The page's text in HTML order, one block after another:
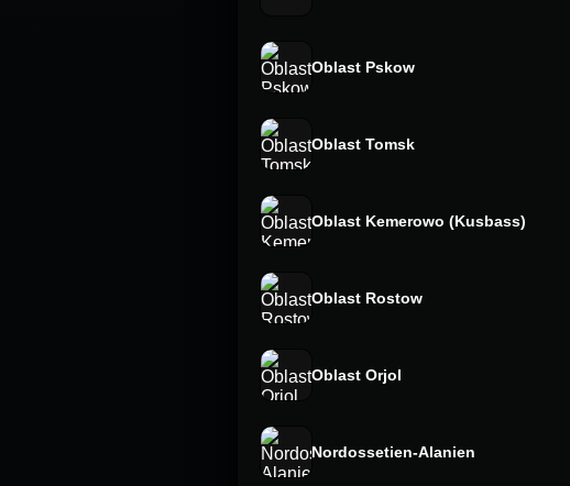
Oblast Pskow
Oblast Tomsk
Oblast Kemerowo (Kusbass)
Oblast Rostow
Oblast Orjol
Nordossetien-Alanien